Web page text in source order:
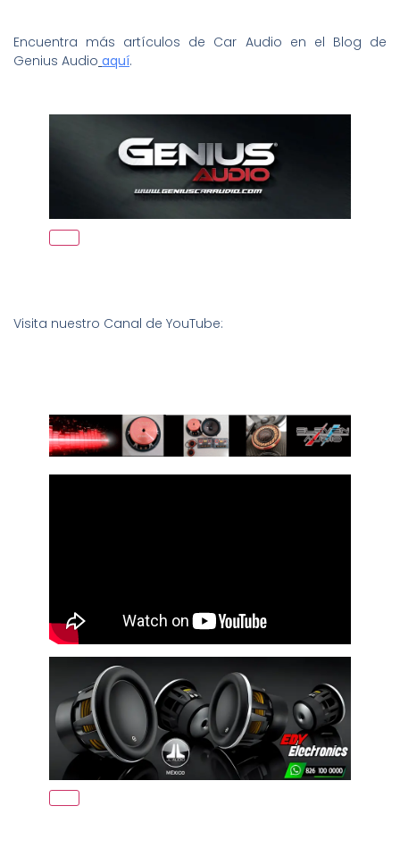
Encuentra más artículos de Car Audio en el Blog de
Genius Audio aquí.
Visita nuestro Canal de YouTube: